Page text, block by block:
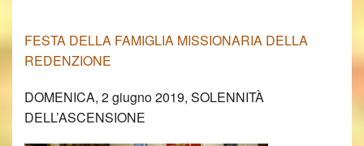
FESTA DELLA FAMIGLIA MISSIONARIA DELLA
REDENZIONE
DOMENICA, 2 giugno 2019, SOLENNITÀ
DELL’ASCENSIONE